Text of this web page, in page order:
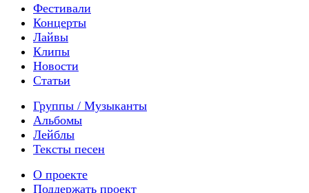
Фестивали
Концерты
Лайвы
Клипы
Новости
Статьи
Группы / Музыканты
Альбомы
Лейблы
Тексты песен
О проекте
Поддержать проект